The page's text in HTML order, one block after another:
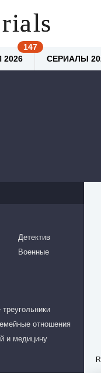
Детектив
Военные
отношения
и медицину
СЕРИАЛЫ